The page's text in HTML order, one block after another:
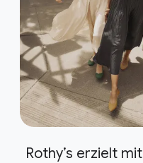
Rothy’s erzielt mit